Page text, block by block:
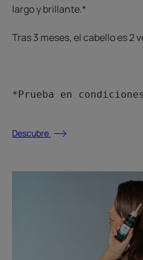
largo y brillante.*
Tras 3 meses, el cabello es 2
*Prueba en
Descubre